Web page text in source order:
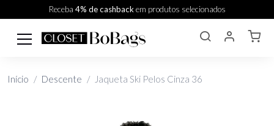
Receba 4% de cashbackem produtos selecionados
Início Descente Jaqueta Ski Pelos Cinza 36